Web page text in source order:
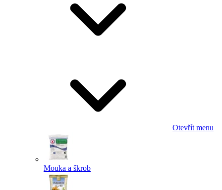
Otevřít menu
Mouka a škrob
Powered by chaterimo